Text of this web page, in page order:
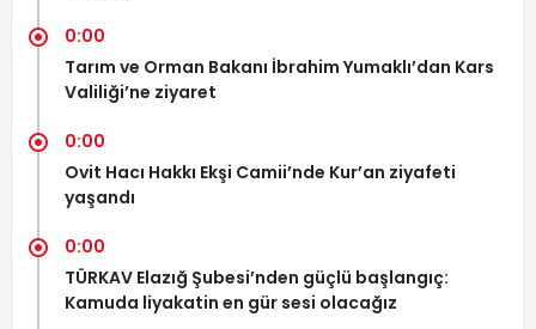
0:00
Tarım ve Orman Bakanı İbrahim Yumaklı’dan Kars
Valiliği’ne ziyaret
0:00
Ovit Hacı Hakkı Ekşi Camii’nde Kur’an ziyafeti
yaşandı
0:00
TÜRKAV Elazığ Şubesi’nden güçlü başlangıç:
Kamuda liyakatin en gür sesi olacağız